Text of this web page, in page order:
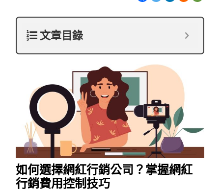
文章目錄
如何選擇網紅行銷公司？掌握網紅
行銷費用控制技巧